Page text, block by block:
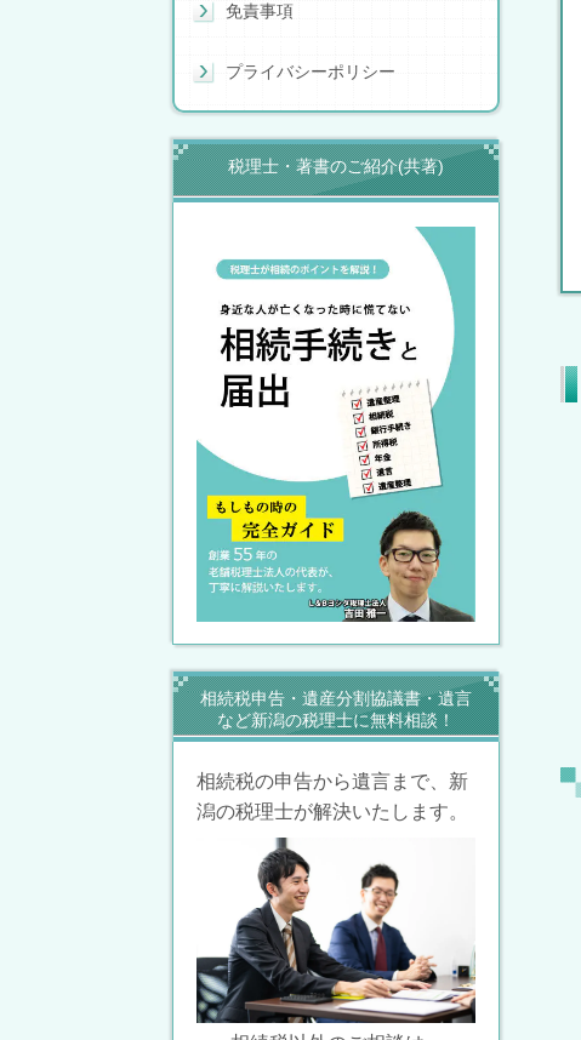
免責事項
プライバシーポリシー
税理士・著書のご紹介(共著)
相続税申告・遺産分割協議書・遺言
など新潟の税理士に無料相談！
相続税の申告から遺言まで、新
潟の税理士が解決いたします。